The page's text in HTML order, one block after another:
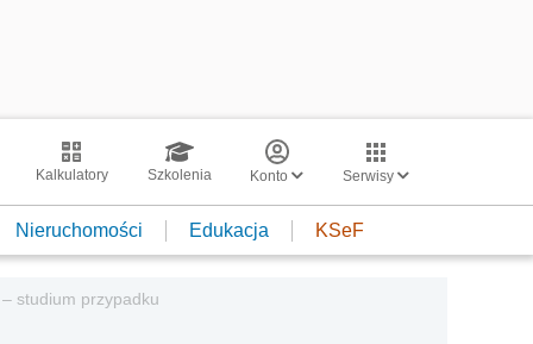
Kalkulatory Szkolenia Konto Serwisy
Nieruchomości Edukacja KSeF
studium przypadku